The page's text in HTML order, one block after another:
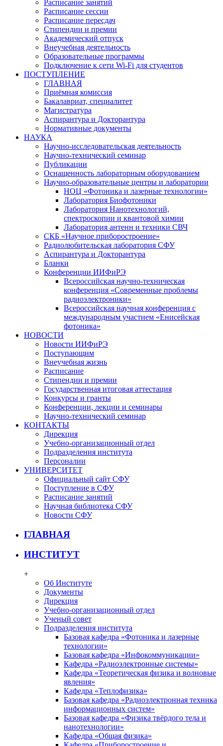
Расписание занятий
Расписание сессии
Расписание пересдач
Стипендии и премии
Академический отпуск
Внеучебная деятельность
Образовательные программы
Подключение к сети Wi-Fi для студентов
ПОСТУПЛЕНИЕ
ГЛАВНАЯ
Приёмная комиссия
Бакалавриат, специалитет
Магистратура
Аспирантура и Докторантура
Нормативные документы
НАУКА
Научно-исследовательская деятельность
Научно-технический семинар
Публикации
Оснащенность лабораторным оборудованием
Научно-образовательные центры и лаборатории
НОЦ «Фотоника и лазерные технологии»
Лаборатория Биофотоники
Лаборатория Нанотехнологий,
спектроскопии и квантовой химии
Лаборатория антенн и техники СВЧ
СКБ «Научное приборостроение»
Радиолюбительская лаборатория СФУ
Аспирантура и Докторантура
Бланки
Конференции ИИФиРЭ
Всероссийская научно-техническая
конференция «Современные проблемы
радиоэлектроники»
Всероссийская научная конференция с
международным участием «Енисейская
фотоника»
НОВОСТИ
Новости ИИФиРЭ
Поступающим
Внеучебная жизнь
Расписание
Стипендии и премии
Государственная итоговая аттестация
Конкурсы и гранты
Конференции, лекции и семинары
Научно-технический семинар
КОНТАКТЫ
Дирекция
Учебно-организационный отдел
Подразделения института
Персоналии
УНИВЕРСИТЕТ
Официальный сайт СФУ
Поступление в СФУ
Расписание занятий
Научная библиотека СФУ
Новости СФУ
ГЛАВНАЯ
ИНСТИТУТ
+
Об Институте
Документы
Дирекция
Учебно-организационный отдел
Ученый совет
Подразделения института
Базовая кафедра «Фотоника и лазерные
технологии»
Базовая кафедра «Инфокоммуникации»
Кафедра «Радиоэлектронные системы»
Кафедра «Теоретическая физика и волновые
явления»
Кафедра «Теплофизика»
Базовая кафедра «Радиоэлектронная техника
информационных систем»
Базовая кафедра «Физика твёрдого тела и
нанотехнологии»
Кафедра «Общая физика»